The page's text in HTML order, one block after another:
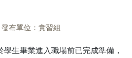
發布單位：實習組
生畢業進入職場前已完成準備，